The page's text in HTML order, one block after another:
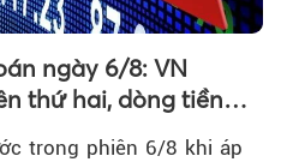
ngày 6/8: VN
thứ hai, dòng tiền
MA20
trong phiên 6/8 khi áp